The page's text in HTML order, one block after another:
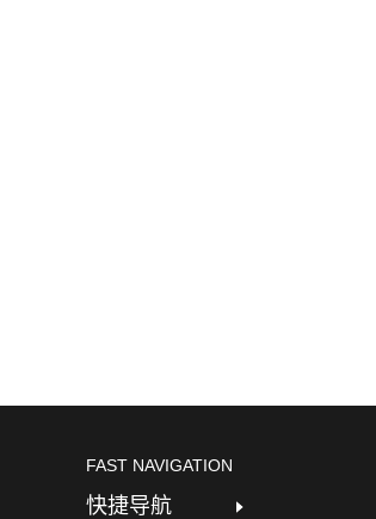
FAST NAVIGATION
快捷导航